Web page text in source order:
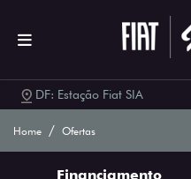
DF: Estação Fiat SIA
Home Ofertas
Financiamento
Ofertas